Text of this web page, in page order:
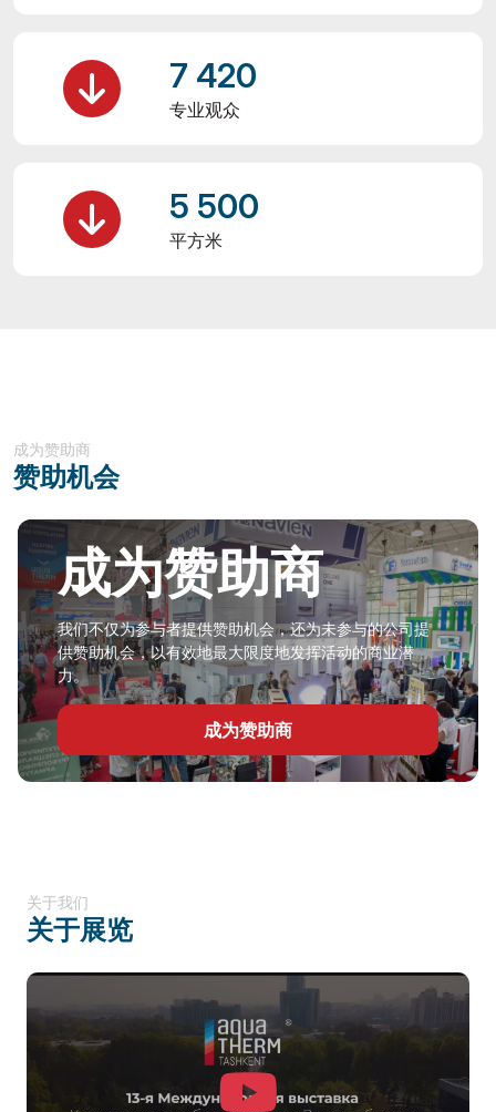
7 420
专业观众
5 500
平方米
成为赞助商
赞助机会
成为赞助商
我们不仅为参与者提供赞助机会，还为未参与的公司提
供赞助机会，以有效地最大限度地发挥活动的商业潜
力。
成为赞助商
关于我们
关于展览